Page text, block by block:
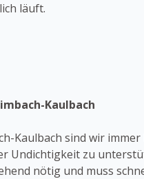
läuft.
Kaulbach
Kaulbach sind wir
Undichtigkeit zu
nötig und muss